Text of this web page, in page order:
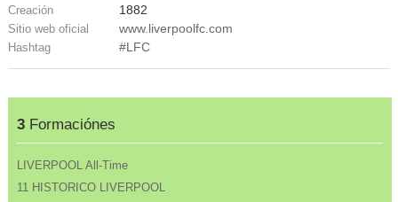
Creación 1882
Sitio web oficial www.liverpoolfc.com
Hashtag #LFC
3Formaciónes
LIVERPOOL All-Time
11 HISTORICO LIVERPOOL